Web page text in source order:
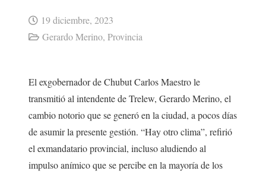
19 diciembre, 2023
Gerardo Merino, Provincia
El exgobernador de Chubut Carlos Maestro le
transmitió al intendente de Trelew, Gerardo Merino, el
cambio notorio que se generó en la ciudad, a pocos días
de asumir la presente gestión. “Hay otro clima”, refirió
el exmandatario provincial, incluso aludiendo al
impulso anímico que se percibe en la mayoría de los